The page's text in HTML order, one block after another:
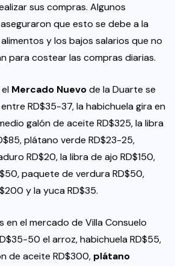
sus compras. Algunos
que esto se debe a la
y los bajos salarios que no
para costear las compras diarias.
Mercado Nuevode la Duarte se
RD$35-37, la habichuela gira en
galón de aceite RD$325, la libra
plátano verde RD$23-25,
RD$20, la libra de ajo RD$150,
paquete de verdura RD$50,
y la yuca RD$35.
en el mercado de Villa Consuelo
50 el arroz, habichuela RD$55,
de aceite RD$300, plátano